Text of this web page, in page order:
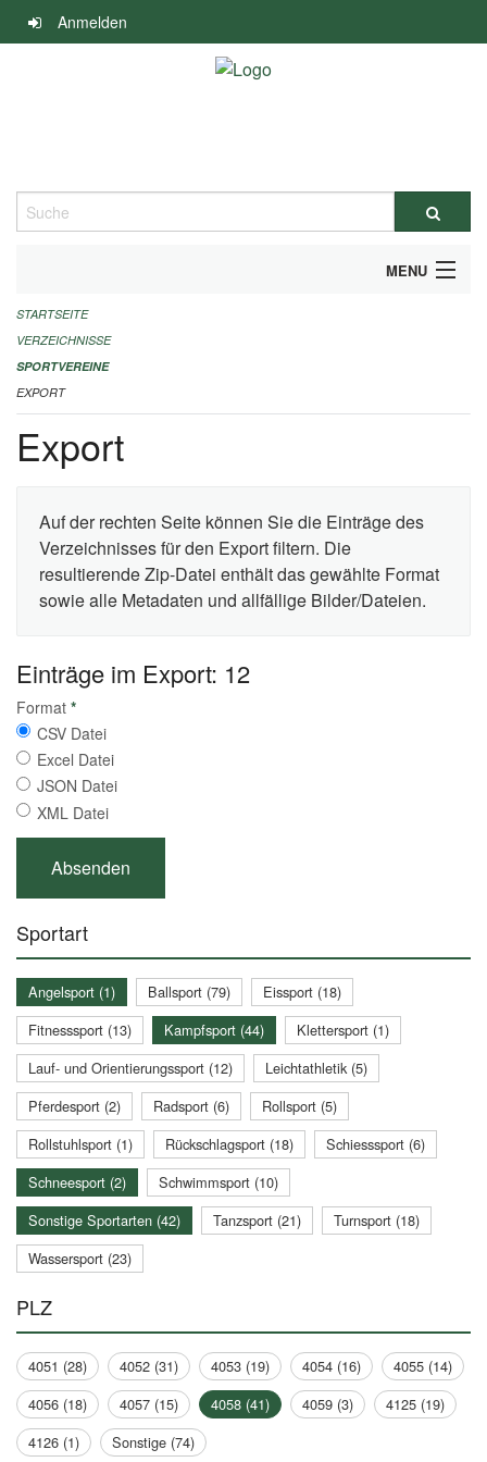
Navigation
überspringen
Anmelden
Suche
MENU
ALLGEMEINE INFORMATIONEN
FINANZIELLE UNTERSTÜTZUNG BENÖTIGT?
KONTAKT
STARTSEITE
VERZEICHNISSE
SPORTVEREINE
EXPORT
Export
Auf der rechten Seite können Sie die Einträge des
Verzeichnisses für den Export filtern. Die
resultierende Zip-Datei enthält das gewählte Format
sowie alle Metadaten und allfällige Bilder/Dateien.
Einträge im Export: 12
Format *
CSV Datei
Excel Datei
JSON Datei
XML Datei
Sportart
Angelsport (1) Ballsport (79)
Eissport (18)
Fitnesssport (13)
Kampfsport (44)
Klettersport (1)
Lauf- und Orientierungssport (12)
Leichtathletik (5)
Pferdesport (2)
Radsport (6)
Rollsport (5)
Rollstuhlsport (1)
Rückschlagsport (18)
Schiesssport (6)
Schneesport (2)
Schwimmsport (10)
Sonstige Sportarten (42)
Tanzsport (21)
Turnsport (18)
Wassersport (23)
PLZ
4051 (28) 4052 (31) 4053 (19) 4054 (16)
4055 (14)
4056 (18)
4057 (15) 4058 (41) 4059 (3)
4125 (19)
4126 (1)
Sonstige (74)